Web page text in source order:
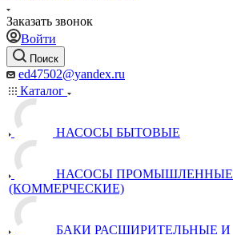
Заказать звонок
Войти
Поиск
ed47502@yandex.ru
Каталог
НАСОСЫ БЫТОВЫЕ
НАСОСЫ ПРОМЫШЛЕННЫЕ
(КОММЕРЧЕСКИЕ)
БАКИ РАСШИРИТЕЛЬНЫЕ И